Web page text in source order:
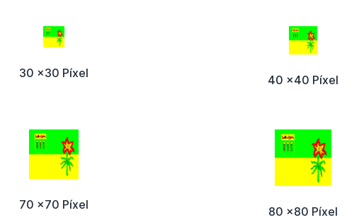
30 x30 Píxel 40 x40 Píxel
70 x70 Píxel 80 x80 Píxel